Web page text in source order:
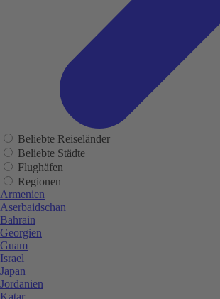
Beliebte Reiseländer
Beliebte Städte
Flughäfen
Regionen
Armenien
Aserbaidschan
Bahrain
Georgien
Guam
Israel
Japan
Jordanien
Katar